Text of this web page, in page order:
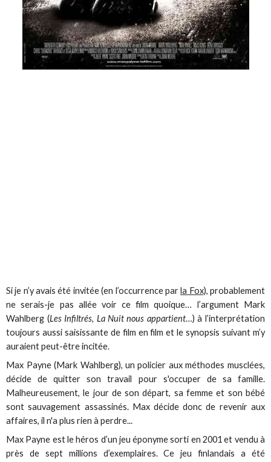
Si je n’y avais été invitée (en l’occurrence parla Fox), probablement
ne serais-je pas allée voir ce film quoique… l’argument Mark
Wahlberg (Les Infiltrés, La Nuit nous appartient…) à l’interprétation
toujours aussi saisissante de film en film et le synopsis suivant m’y
auraient peut-être incitée.
Max Payne (Mark Wahlberg), un policier aux méthodes musclées,
décide de quitter son travail pour s'occuper de sa famille.
Malheureusement, le jour de son départ, sa femme et son bébé
sont sauvagement assassinés. Max décide donc de revenir aux
affaires, il n'a plus rien à perdre...
Max Payne est le héros d’un jeu éponyme sorti en 2001 et vendu à
près de sept millions d’exemplaires. Ce jeu finlandais a été